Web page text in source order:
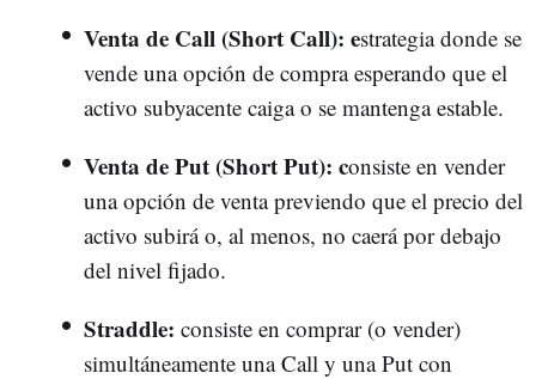
Venta de Call (Short Call): estrategia donde se
vende una opción de compra esperando que el
activo subyacente caiga o se mantenga estable.
Venta de Put (Short Put): consiste en vender
una opción de venta previendo que el precio del
activo subirá o, al menos, no caerá por debajo
del nivel fijado.
Straddle: consiste en comprar (o vender)
simultáneamente una Call y una Put con